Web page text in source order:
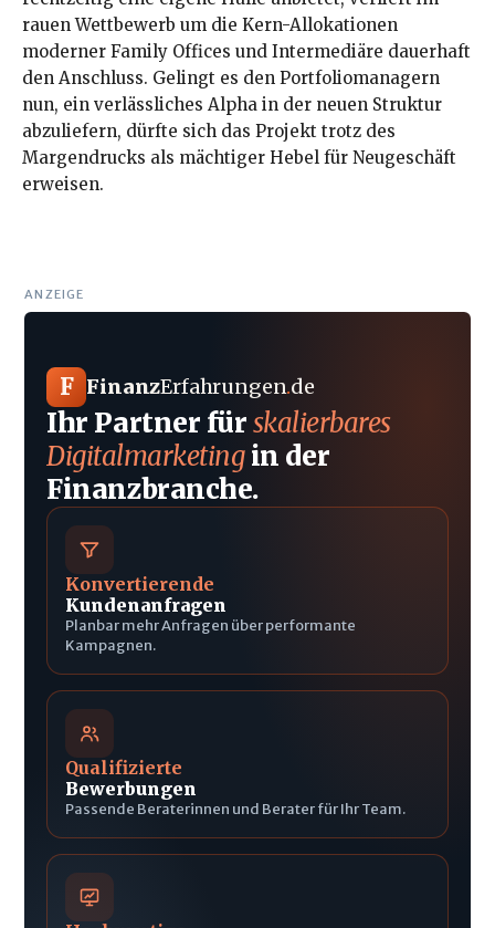
rauen Wettbewerb um die Kern-Allokationen
moderner Family Offices und Intermediäre dauerhaft
den Anschluss. Gelingt es den Portfoliomanagern
nun, ein verlässliches Alpha in der neuen Struktur
abzuliefern, dürfte sich das Projekt trotz des
Margendrucks als mächtiger Hebel für Neugeschäft
erweisen.
ANZEIGE
F FinanzErfahrungen.de
Ihr Partner fürskalierbares
Digitalmarketingin der
Finanzbranche.
Konvertierende
Kundenanfragen
Planbar mehr Anfragen über performante
Kampagnen.
Qualifizierte
Bewerbungen
Passende Beraterinnen und Berater für Ihr Team.